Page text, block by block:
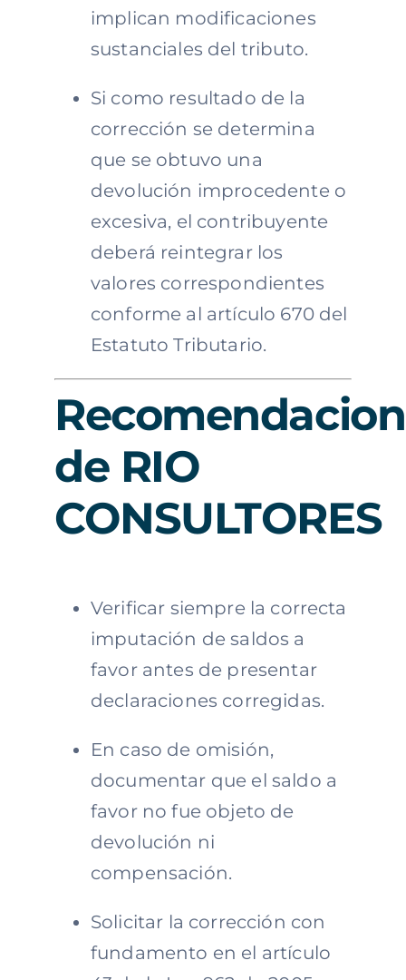
implican modificaciones
sustanciales del tributo.
Si como resultado de la
corrección se determina
que se obtuvo una
devolución improcedente o
excesiva, el contribuyente
deberá reintegrar los
valores correspondientes
conforme al artículo 670 del
Estatuto Tributario.
de RIO
CONSULTORES
Verificar siempre la correcta
imputación de saldos a
favor antes de presentar
declaraciones corregidas.
En caso de omisión,
documentar que el saldo a
favor no fue objeto de
devolución ni
compensación.
Solicitar la corrección con
fundamento en el artículo